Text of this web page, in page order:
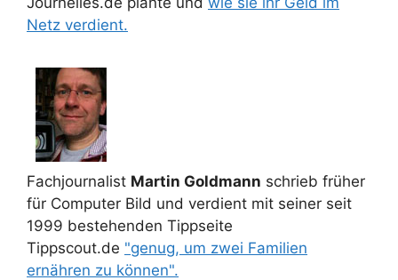
Netz verdient.
Fachjournalist Martin Goldmann schrieb früher
für Computer Bild und verdient mit seiner seit
1999 bestehenden Tippseite
Tippscout.de "genug, um zwei Familien
ernähren zu können".